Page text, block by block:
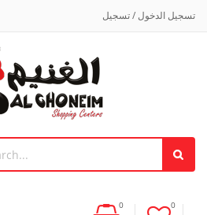
تسجيل الدخول / تسجيل
0 0